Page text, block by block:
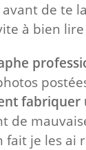
de te
à bien
fabriquer
de
fait je les ai